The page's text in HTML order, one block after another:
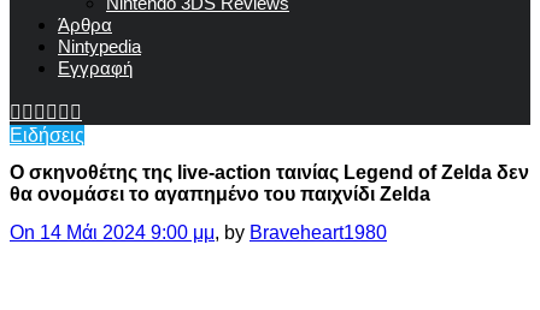
Άρθρα
Nintypedia
Εγγραφή
Ειδήσεις
Ο σκηνοθέτης της live-action ταινίας Legend of Zelda δεν
θα ονομάσει το αγαπημένο του παιχνίδι Zelda
On 14 Μάι 2024 9:00 μμ, by Braveheart1980